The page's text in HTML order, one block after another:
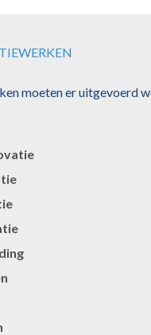
moeten er uitgevoerd